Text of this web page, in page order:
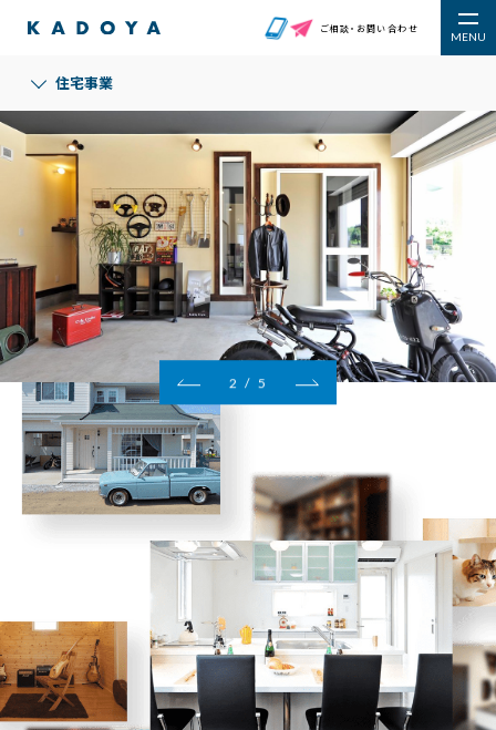
ご相談・お問い合わせ
MENU
住宅事業
2 / 5